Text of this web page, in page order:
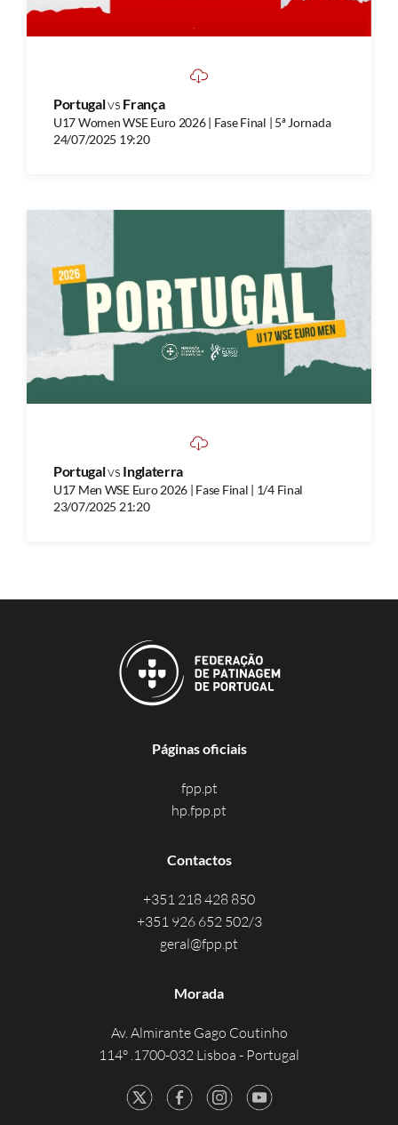
Portugalvs França
U17 Women WSE Euro 2026 | Fase Final | 5ª Jornada
24/07/2025 19:20
Portugalvs Inglaterra
U17 Men WSE Euro 2026 | Fase Final | 1/4 Final
23/07/2025 21:20
Páginas oficiais
fpp.pt
hp.fpp.pt
Contactos
+351 218 428 850
+351 926 652 502/3
geral@fpp.pt
Morada
Av. Almirante Gago Coutinho
114° .1700-032 Lisboa - Portugal